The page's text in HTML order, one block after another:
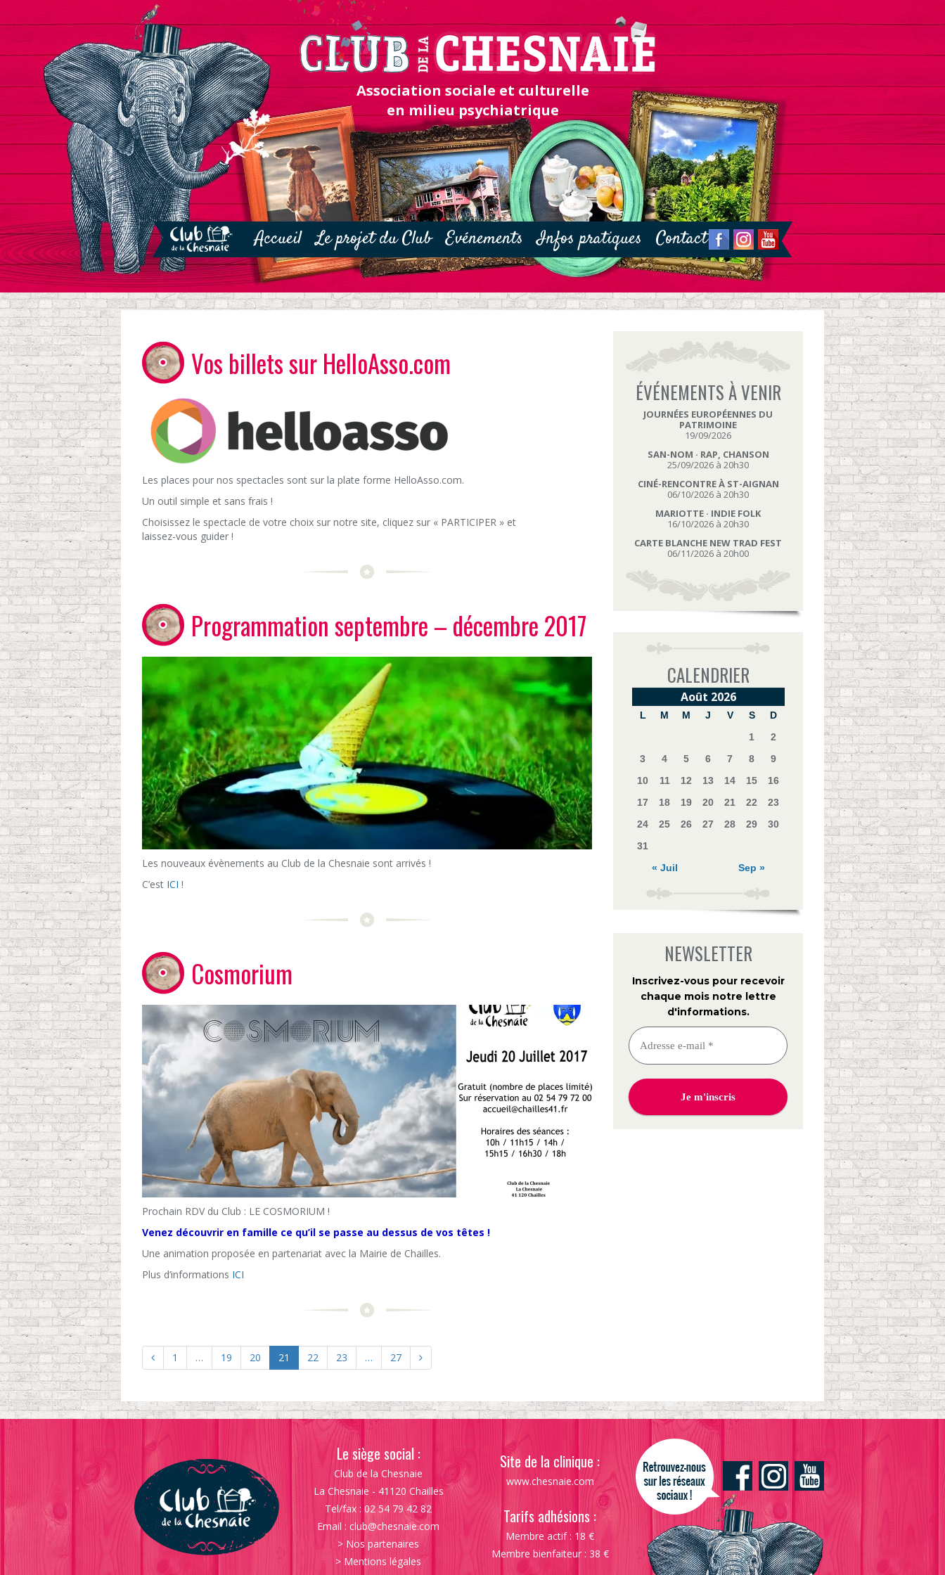
Association sociale et culturelle
en milieu psychiatrique
Accueil Le projet du Club Evénements Infos pratiques Contact
Vos billets sur HelloAsso.com
Les places pour nos spectacles sont sur la plate forme HelloAsso.com.
Un outil simple et sans frais !
Choisissez le spectacle de votre choix sur notre site, cliquez sur « PARTICIPER » et
laissez-vous guider !
Programmation septembre – décembre 2017
Les nouveaux évènements au Club de la Chesnaie sont arrivés !
C’est ICI !
Cosmorium
Prochain RDV du Club : LE COSMORIUM !
Venez découvrir en famille ce qu’il se passe au dessus de vos têtes !
Une animation proposée en partenariat avec la Mairie de Chailles.
Plus d’informations ICI
1 … 19 20 21 22 23 … 27
ÉVÉNEMENTS À VENIR
JOURNÉES EUROPÉENNES DU
PATRIMOINE
19/09/2026
SAN-NOM · RAP, CHANSON
25/09/2026 à 20h30
CINÉ-RENCONTRE À ST-AIGNAN
06/10/2026 à 20h30
MARIOTTE · INDIE FOLK
16/10/2026 à 20h30
CARTE BLANCHE NEW TRAD FEST
06/11/2026 à 20h00
CALENDRIER
Août 2026
L M M J V S
D
1
2
3
4 5 6 7 8
9
10
11 12 13 14 15
16
17
18 19 20 21 22
23
24
25 26 27 28 29
30
31
« Juil
Sep »
NEWSLETTER
Inscrivez-vous pour recevoir
chaque mois notre lettre
d'informations.
Le siège social :
Club de la Chesnaie
La Chesnaie - 41120 Chailles
Tel/fax : 02 54 79 42 82
Email : club@chesnaie.com
> Nos partenaires
> Mentions légales
Site de la clinique :
www.chesnaie.com
Tarifs adhésions :
Membre actif : 18 €
Membre bienfaiteur : 38 €